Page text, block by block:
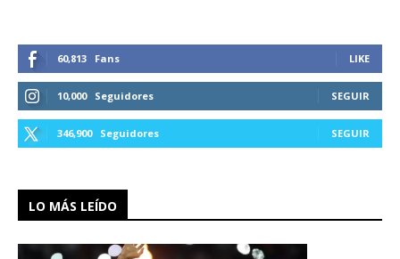
60,813 Fans LIKE
10,000 Seguidores SEGUIR
346,900 Seguidores SEGUIR
LO MÁS LEÍDO